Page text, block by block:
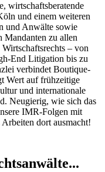
wirtschaftsberatende
und einem weiteren
und Anwälte sowie
Mandanten zu allen
– von
End Litigation bis zu
verbindet Boutique-
Wert auf frühzeitige
und internationale
Neugierig, wie sich das
IMR-Folgen mit
dort ausmacht!